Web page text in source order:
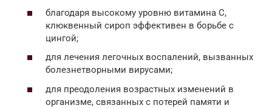
благодаря высокому уровню витамина С,
клюквенный сироп эффективен в борьбе с
цингой;
для лечения легочных воспалений, вызванных
болезнетворными вирусами;
для преодоления возрастных изменений в
организме, связанных с потерей памяти и